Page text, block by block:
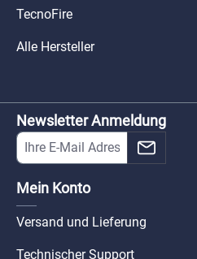
TecnoFire
Alle Hersteller
Newsletter Anmeldung
Mein Konto
Versand und Lieferung
Technischer Support